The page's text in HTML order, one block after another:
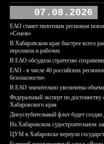
07.08.2026
ЕАО станет пилотным регионом
«Сенеж»
В Хабаровском крае быстрее всего
персонала и рабочих
В ЕАО обсудили стратегию
ЕАО - в числе 40 российских
безопасности»
В ЕАО значительно увеличены
Федеральный эксперт по
Хабаровского края
Дноуглубительный флот будет
На Хабаровском судостроительном
ЦУМ в Хабаровске вернули